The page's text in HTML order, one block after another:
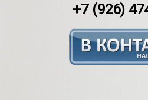
+7 (926)